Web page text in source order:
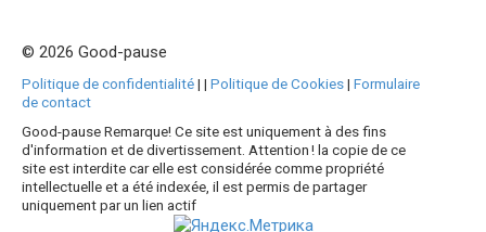
© 2026 Good-pause
Politique de confidentialité| | Politique de Cookies| Formulaire
de contact
Good-pause Remarque! Ce site est uniquement à des fins
d'information et de divertissement. Attention ! la copie de ce
site est interdite car elle est considérée comme propriété
intellectuelle et a été indexée, il est permis de partager
uniquement par un lien actif